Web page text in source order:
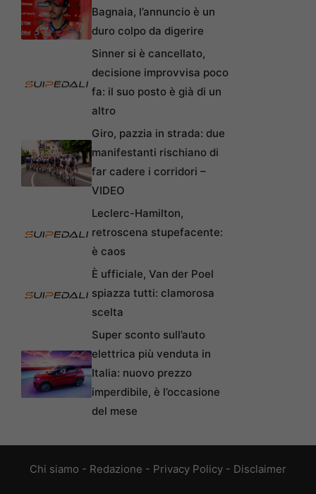
Bagnaia, l’annuncio è un
duro colpo da digerire
Sinner si è cancellato,
decisione improvvisa poco
fa: il suo posto è già di un
altro
Giro, pazzia in strada: due
manifestanti rischiano di
far cadere i corridori –
VIDEO
Leclerc-Hamilton,
retroscena stupefacente:
è caos
È ufficiale, Van der Poel
spiazza tutti: clamorosa
scelta
Super sconto sull’auto
elettrica più venduta in
Italia: nuovo prezzo
imperdibile, è l’occasione
del mese
Chi siamo - Redazione - Privacy Policy - Disclaimer